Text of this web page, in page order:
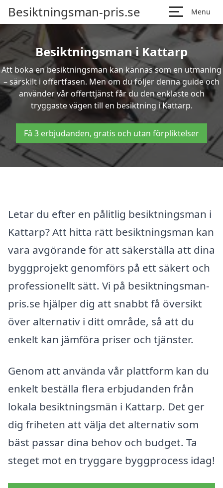
Besiktningsman-pris.se Menu
Besiktningsman i Kattarp
Att boka en besiktningsman kan kännas som en utmaning
– särskilt i offertfasen. Men om du följer denna guide och
använder vår offerttjänst får du den enklaste och
tryggaste vägen till en besiktning i Kattarp.
Få 3 erbjudanden, gratis och utan förpliktelser
Letar du efter en pålitlig besiktningsman i
Kattarp? Att hitta rätt besiktningsman kan
vara avgörande för att säkerställa att dina
byggprojekt genomförs på ett säkert och
professionellt sätt. Vi på besiktningsman-
pris.se hjälper dig att snabbt få översikt
över alternativ i ditt område, så att du
enkelt kan jämföra priser och tjänster.
Genom att använda vår plattform kan du
enkelt beställa flera erbjudanden från
lokala besiktningsmän i Kattarp. Det ger
dig friheten att välja det alternativ som
bäst passar dina behov och budget. Ta
steget mot en tryggare byggprocess idag!